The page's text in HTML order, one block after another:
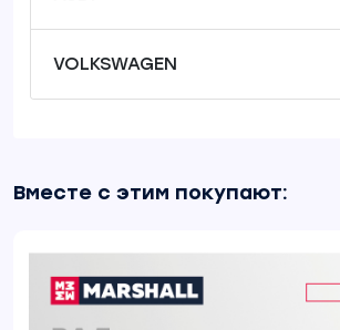
VOLKSWAGEN
Вместе с этим покупают: